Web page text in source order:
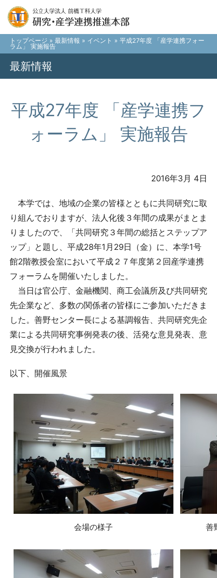
トップページ » 最新情報 » イベント » 平成27年度 「産学連携フォー
ラム」 実施報告
最新情報
平成27年度 「産学連携フ
ォーラム」 実施報告
2016年3月 4日
本学では、地域の企業の皆様とともに共同研究に取
り組んでおりますが、法人化後３年間の成果がまとま
りましたので、「共同研究３年間の総括とステップア
ップ」と題し、平成28年1月29日（金）に、本学1号
館2階教授会室において平成２７年度第２回産学連携
フォーラムを開催いたしました。
当日は官公庁、金融機関、商工会議所及び共同研究
先企業など、多数の関係者の皆様にご参加いただきま
した。善野センター長による基調報告、共同研究先企
業による共同研究事例発表の後、活発な意見発表、意
見交換が行われました。
以下、開催風景
会場の様子 善